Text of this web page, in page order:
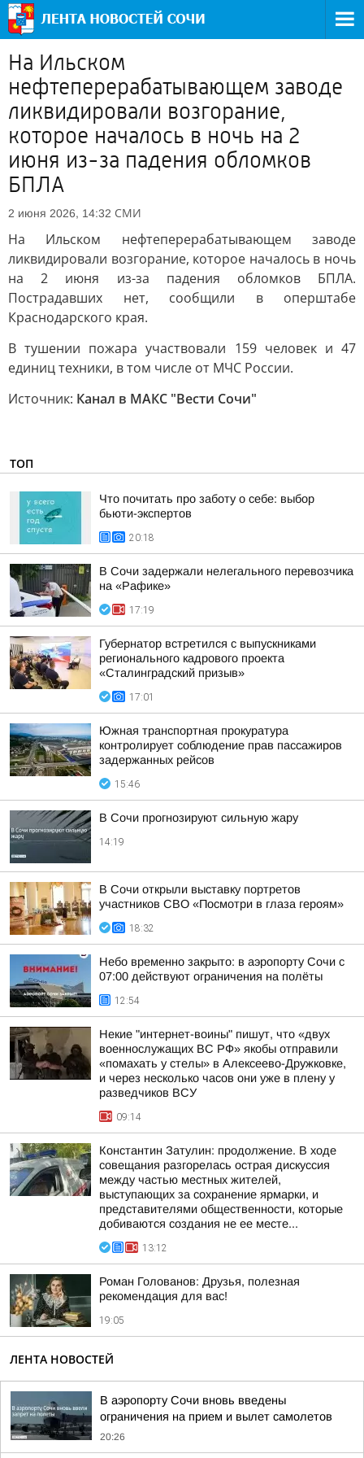
На Ильском
нефтеперерабатывающем заводе
ликвидировали возгорание,
которое началось в ночь на 2
июня из-за падения обломков
БПЛА
2 июня 2026, 14:32 СМИ
На Ильском нефтеперерабатывающем заводе
ликвидировали возгорание, которое началось в ночь
на 2 июня из-за падения обломков БПЛА.
Пострадавших нет, сообщили в оперштабе
Краснодарского края.
В тушении пожара участвовали 159 человек и 47
единиц техники, в том числе от МЧС России.
Источник: Канал в МАКС "Вести Сочи"
ТОП
Что почитать про заботу о себе: выбор
бьюти-экспертов
20:18
В Сочи задержали нелегального перевозчика
на «Рафике»
17:19
Губернатор встретился с выпускниками
регионального кадрового проекта
«Сталинградский призыв»
17:01
Южная транспортная прокуратура
контролирует соблюдение прав пассажиров
задержанных рейсов
15:46
В Сочи прогнозируют сильную жару
14:19
В Сочи открыли выставку портретов
участников СВО «Посмотри в глаза героям»
18:32
Небо временно закрыто: в аэропорту Сочи с
07:00 действуют ограничения на полёты
12:54
Некие "интернет-воины" пишут, что «двух
военнослужащих ВС РФ» якобы отправили
«помахать у стелы» в Алексеево-Дружковке,
и через несколько часов они уже в плену у
разведчиков ВСУ
09:14
Константин Затулин: продолжение. В ходе
совещания разгорелась острая дискуссия
между частью местных жителей,
выступающих за сохранение ярмарки, и
представителями общественности, которые
добиваются создания не ее месте...
13:12
Роман Голованов: Друзья, полезная
рекомендация для вас!
19:05
ЛЕНТА НОВОСТЕЙ
В аэропорту Сочи вновь введены
ограничения на прием и вылет самолетов
20:26